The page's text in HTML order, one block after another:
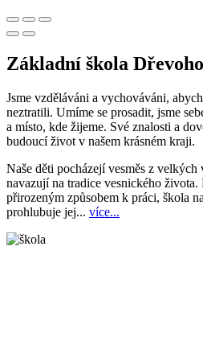
Základní škola
Jsme vzděláváni a vychováváni,
neztratili. Umíme se prosadit, jsme
a místo, kde žijeme. Své znalosti a
budoucí život v našem krásném kraji.
Naše děti pocházejí vesměs z
navazují na tradice vesnického života.
přirozeným způsobem k práci, škola
prohlubuje jej... více...